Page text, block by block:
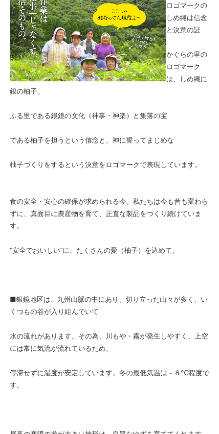
ロゴマークの
しめ縄は信念
と決意の証
かぐらの里の
ロゴマーク
は、しめ縄に
銀の柚子。
ふる里である銀鏡の文化（神事・神楽）と集落の宝
である柚子を担うという信念と、神に誓ってまじめな
柚子づくりをするという決意をロゴマークで表現しています。
食の安全・安心の確保が求められる今。私たちは今も昔も変わら
ずに、真面目に農産物を育て、正直な製品をつくり続けていま
す。
“安全でおいしい”に、たくさんの愛（柚子）を込めて。
■銀鏡地区は、九州山脈の中にあり、切り立った山々が多く、い
くつもの谷が入り組んでいて
水の流れがあります。その為、川もや・霧が発生しやすく、上空
には常に気流が流れているため、
停滞せずに湿度が安定しています。冬の最低気温は－８℃程度で
す。